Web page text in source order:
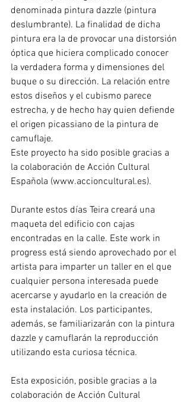
denominada pintura dazzle (pintura
deslumbrante). La finalidad de dicha
pintura era la de provocar una distorsión
óptica que hiciera complicado conocer
la verdadera forma y dimensiones del
buque o su dirección. La relación entre
estos diseños y el cubismo parece
estrecha, y de hecho hay quien defiende
el origen picassiano de la pintura de
camuflaje.
Este proyecto ha sido posible gracias a
la colaboración de Acción Cultural
Española (www.accioncultural.es).
Durante estos días Teira creará una
maqueta del edificio con cajas
encontradas en la calle. Este work in
progress está siendo aprovechado por el
artista para imparter un taller en el que
cualquier persona interesada puede
acercarse y ayudarlo en la creación de
esta instalación. Los participantes,
además, se familiarizarán con la pintura
dazzle y camuflarán la reproducción
utilizando esta curiosa técnica.
Esta exposición, posible gracias a la
colaboración de Acción Cultural